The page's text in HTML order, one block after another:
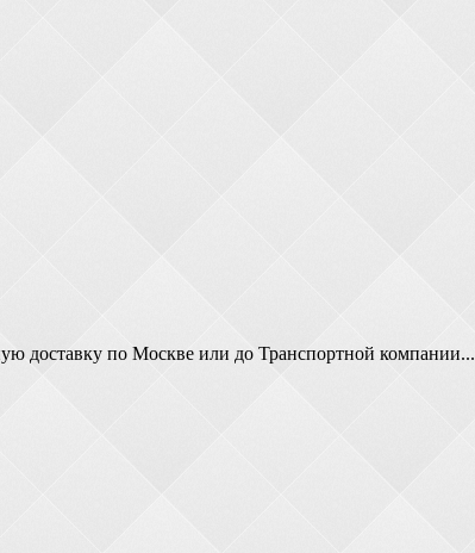
доставку по Москве или до Транспортной компании...